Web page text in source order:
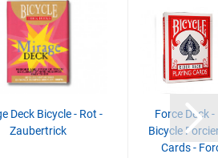
Deck Bicycle - Rot -
Zaubertrick
Force Deck
Bicycle
Cards -